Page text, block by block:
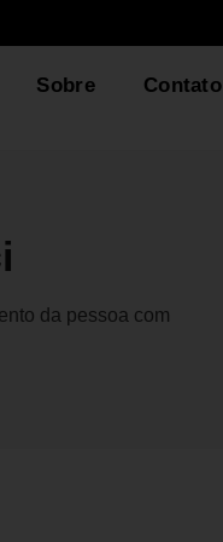
Sobre Contato
da pessoa com